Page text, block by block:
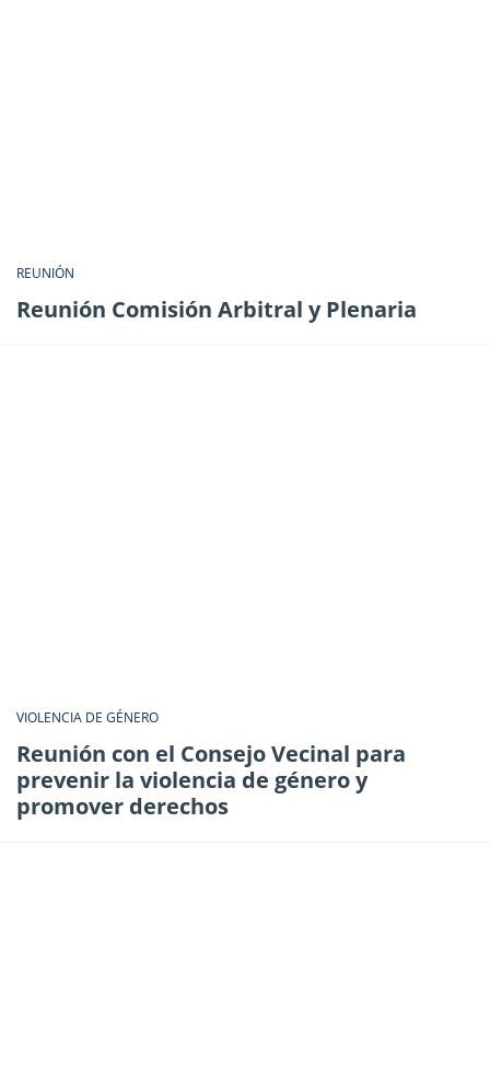
REUNIÓN
Reunión Comisión Arbitral y Plenaria
VIOLENCIA DE GÉNERO
Reunión con el Consejo Vecinal para
prevenir la violencia de género y
promover derechos